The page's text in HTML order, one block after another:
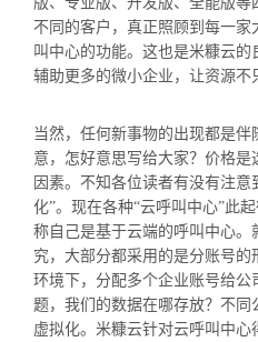
不同的客户，真正照顾到每一
叫中心的功能。这也是米糠云
辅助更多的微小企业，让资源不
当然，任何新事物的出现都是
意，怎好意思写给大家？价格
因素。不知各位读者有没有注
化”。现在各种“云呼叫中心”此
称自己是基于云端的呼叫中心
究，大部分都采用的是分账号
环境下，分配多个企业账号给公
题，我们的数据在哪存放？不同
虚拟化。米糠云针对云呼叫中